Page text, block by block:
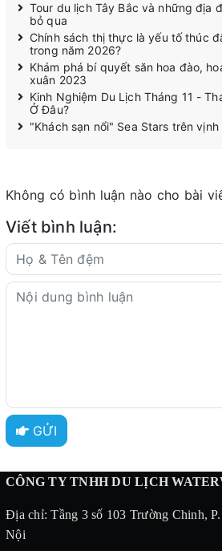
Tour du lịch Tây Bắc và những địa
bỏ qua
Chính sách thị thực là yếu tố thúc
trong năm 2026?
Khám phá bí quyết săn hoa đào,
xuân 2023
Kinh Nghiệm Du Lịch Tháng 11 -
Ở Đâu?
"Khách sạn nổi" Sea Stars trên vịnh
Không có bình luận nào cho bài
Viết bình luận:
GỬI
CÔNG TY TNHH DU LỊCH
Địa chỉ: Tầng 3 số 103 Trường Chinh,
Nội